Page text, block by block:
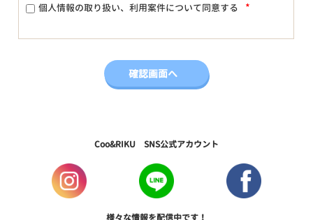
個人情報の取り扱い、利用案件について同意する *
Coo&RIKU SNS公式アカウント
様々な情報を配信中です！